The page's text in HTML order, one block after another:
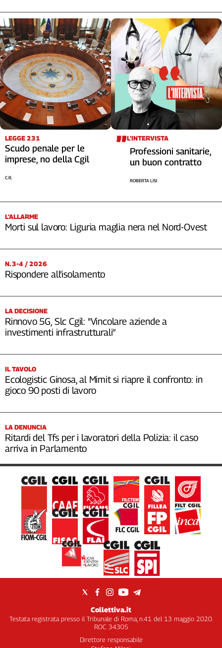
LEGGE 231
Scudo penale per le
imprese, no della Cgil
C.R.
L’INTERVISTA
Professioni sanitarie,
un buon contratto
ROBERTA LISI
L’ALLARME
Morti sul lavoro: Liguria maglia nera nel Nord-Ovest
N. 3-4 / 2026
Rispondere all’isolamento
LA DECISIONE
Rinnovo 5G, Slc Cgil: "Vincolare aziende a
investimenti infrastrutturali”
IL TAVOLO
Ecologistic Ginosa, al Mimit si riapre il confronto: in
gioco 90 posti di lavoro
LA DENUNCIA
Ritardi del Tfs per i lavoratori della Polizia: il caso
arriva in Parlamento
Collettiva.it
Testata registrata presso il Tribunale di Roma, n.41 del 13 maggio 2020.
ROC 34305
Direttore responsabile